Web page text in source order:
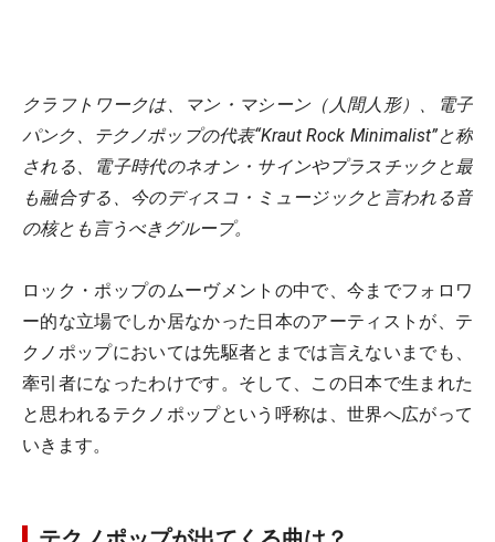
クラフトワークは、マン・マシーン（人間人形）、電子
パンク、テクノポップの代表“Kraut Rock Minimalist”と称
される、電子時代のネオン・サインやプラスチックと最
も融合する、今のディスコ・ミュージックと言われる音
の核とも言うべきグループ。
ロック・ポップのムーヴメントの中で、今までフォロワ
ー的な立場でしか居なかった日本のアーティストが、テ
クノポップにおいては先駆者とまでは言えないまでも、
牽引者になったわけです。そして、この日本で生まれた
と思われるテクノポップという呼称は、世界へ広がって
いきます。